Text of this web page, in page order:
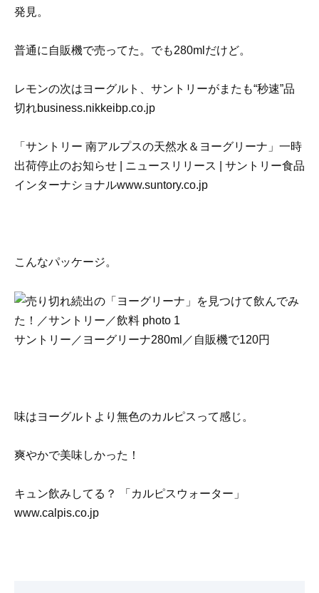
発見。
普通に自販機で売ってた。でも280mlだけど。
レモンの次はヨーグルト、サントリーがまたも“秒速”品
切れbusiness.nikkeibp.co.jp
「サントリー 南アルプスの天然水＆ヨーグリーナ」一時
出荷停止のお知らせ | ニュースリリース | サントリー食品
インターナショナルwww.suntory.co.jp
こんなパッケージ。
サントリー／ヨーグリーナ280ml／自販機で120円
味はヨーグルトより無色のカルピスって感じ。
爽やかで美味しかった！
キュン飲みしてる？ 「カルピスウォーター」
www.calpis.co.jp